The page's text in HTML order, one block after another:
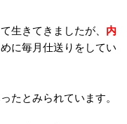
生きてきましたが、 内
に毎月仕送りをしてい
たとみられています。